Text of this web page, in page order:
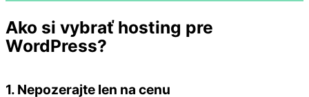
Ako si vybrať hosting pre
WordPress?
1. Nepozerajte len na cenu